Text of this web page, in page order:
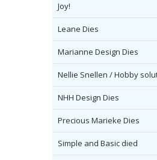
Joy!
Leane Dies
Marianne Design Dies
Nellie Snellen / Hobby
NHH Design Dies
Precious Marieke Dies
Simple and Basic died